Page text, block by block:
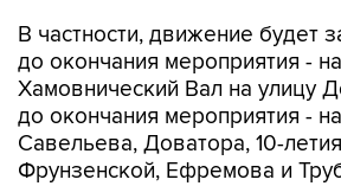
В частности, движение будет
до окончания мероприятия -
Хамовнический Вал на улицу
до окончания мероприятия -
Савельева, Доватора, 10-
Фрунзенской, Ефремова и